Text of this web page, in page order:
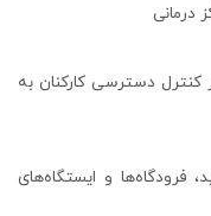
درمانی
دسترسی کارکنان به
فرودگاه‌ها و ایستگاه‌های